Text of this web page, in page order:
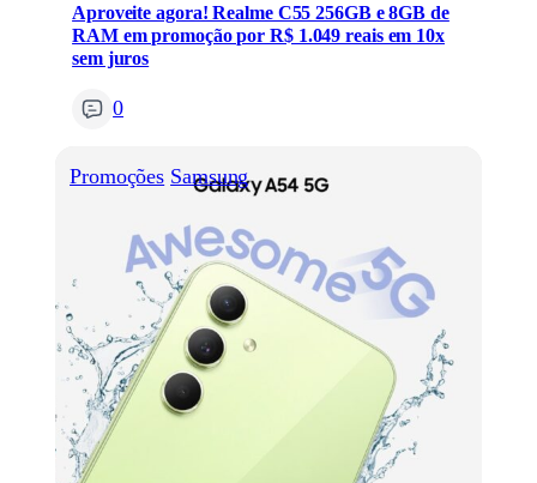
Aproveite agora! Realme C55 256GB e 8GB de
RAM em promoção por R$ 1.049 reais em 10x
sem juros
0
Promoções Samsung